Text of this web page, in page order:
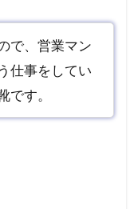
で、営業マン
仕事をしてい
です。